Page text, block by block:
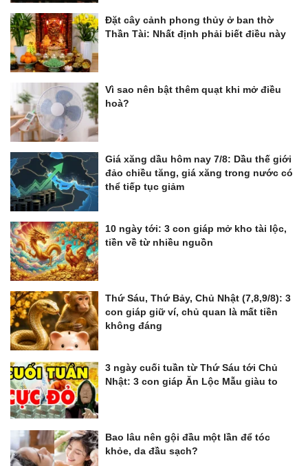
Đặt cây cảnh phong thủy ở ban thờ
Thần Tài: Nhất định phải biết điều này
Vì sao nên bật thêm quạt khi mở điều
hoà?
Giá xăng dầu hôm nay 7/8: Dầu thế giới
đảo chiều tăng, giá xăng trong nước có
thể tiếp tục giảm
10 ngày tới: 3 con giáp mở kho tài lộc,
tiền về từ nhiều nguồn
Thứ Sáu, Thứ Bảy, Chủ Nhật (7,8,9/8): 3
con giáp giữ ví, chủ quan là mất tiền
không đáng
3 ngày cuối tuần từ Thứ Sáu tới Chủ
Nhật: 3 con giáp Ăn Lộc Mẫu giàu to
Bao lâu nên gội đầu một lần để tóc
khỏe, da đầu sạch?